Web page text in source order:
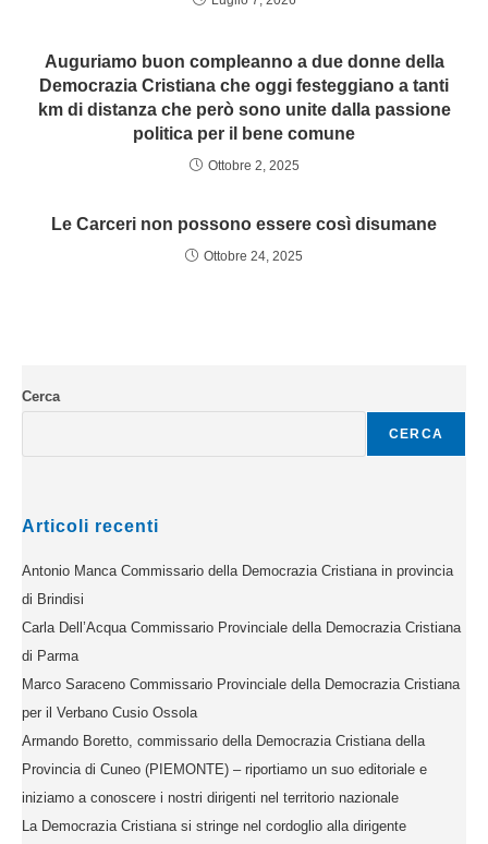
Auguriamo buon compleanno a due donne della
Democrazia Cristiana che oggi festeggiano a tanti
km di distanza che però sono unite dalla passione
politica per il bene comune
Ottobre 2, 2025
Le Carceri non possono essere così disumane
Ottobre 24, 2025
Cerca
CERCA
Articoli recenti
Antonio Manca Commissario della Democrazia Cristiana in provincia
di Brindisi
Carla Dell’Acqua Commissario Provinciale della Democrazia Cristiana
di Parma
Marco Saraceno Commissario Provinciale della Democrazia Cristiana
per il Verbano Cusio Ossola
Armando Boretto, commissario della Democrazia Cristiana della
Provincia di Cuneo (PIEMONTE) – riportiamo un suo editoriale e
iniziamo a conoscere i nostri dirigenti nel territorio nazionale
La Democrazia Cristiana si stringe nel cordoglio alla dirigente